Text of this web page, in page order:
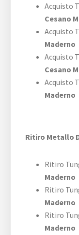
Acquisto
Cesano
Acquisto
Maderno
Acquisto
Cesano
Acquisto
Maderno
Ritiro Metallo
Ritiro
Maderno
Ritiro
Maderno
Ritiro
Maderno